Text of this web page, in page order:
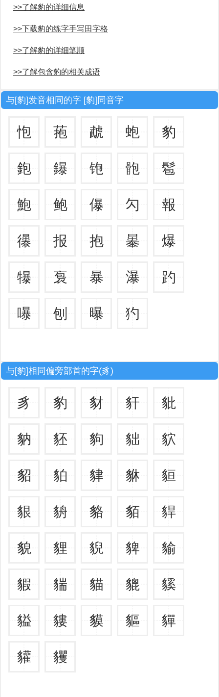
>>了解豹的详细信息
>>下载豹的练字手写田字格
>>了解豹的详细笔顺
>>了解包含豹的相关成语
与[豹]发音相同的字 [豹]同音字
怉 菢 虣 蚫 豹
鉋 鑤 铇 骲 髱
鮑 鲍 儤 勽 報
忁 报 抱 曓 爆
犦 袌 暴 瀑 趵
嚗 刨 曝 犳
与[豹]相同偏旁部首的字(豸)
豸 豹 豺 豻 豼
豽 豾 豿 貀 貁
貂 貃 貄 貅 貆
貇 貈 貉 貊 貋
貌 貍 貎 貏 貐
貑 貒 貓 貔 貕
貖 貗 貘 貙 貚
貛 貜